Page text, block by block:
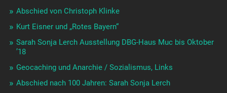
Abschied von Christoph Klinke
Kurt Eisner und „Rotes Bayern“
Sarah Sonja Lerch Ausstellung DBG-Haus Muc bis Oktober
’18
Geocaching und Anarchie / Sozialismus, Links
Abschied nach 100 Jahren: Sarah Sonja Lerch